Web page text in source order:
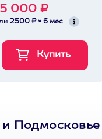
000 ₽
2500 ₽ × 6 мес
Подмосковье